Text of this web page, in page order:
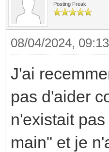
Posting Freak
08/04/2024,
J'ai
pas d'aider
n'existait
main" et je